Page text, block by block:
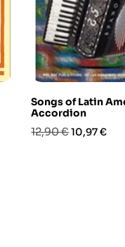
Songs of Latin
Accordion
Prezzo
12,90 €Prezzo
10,97 €